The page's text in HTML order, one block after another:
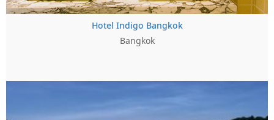
Hotel Indigo Bangkok
Bangkok